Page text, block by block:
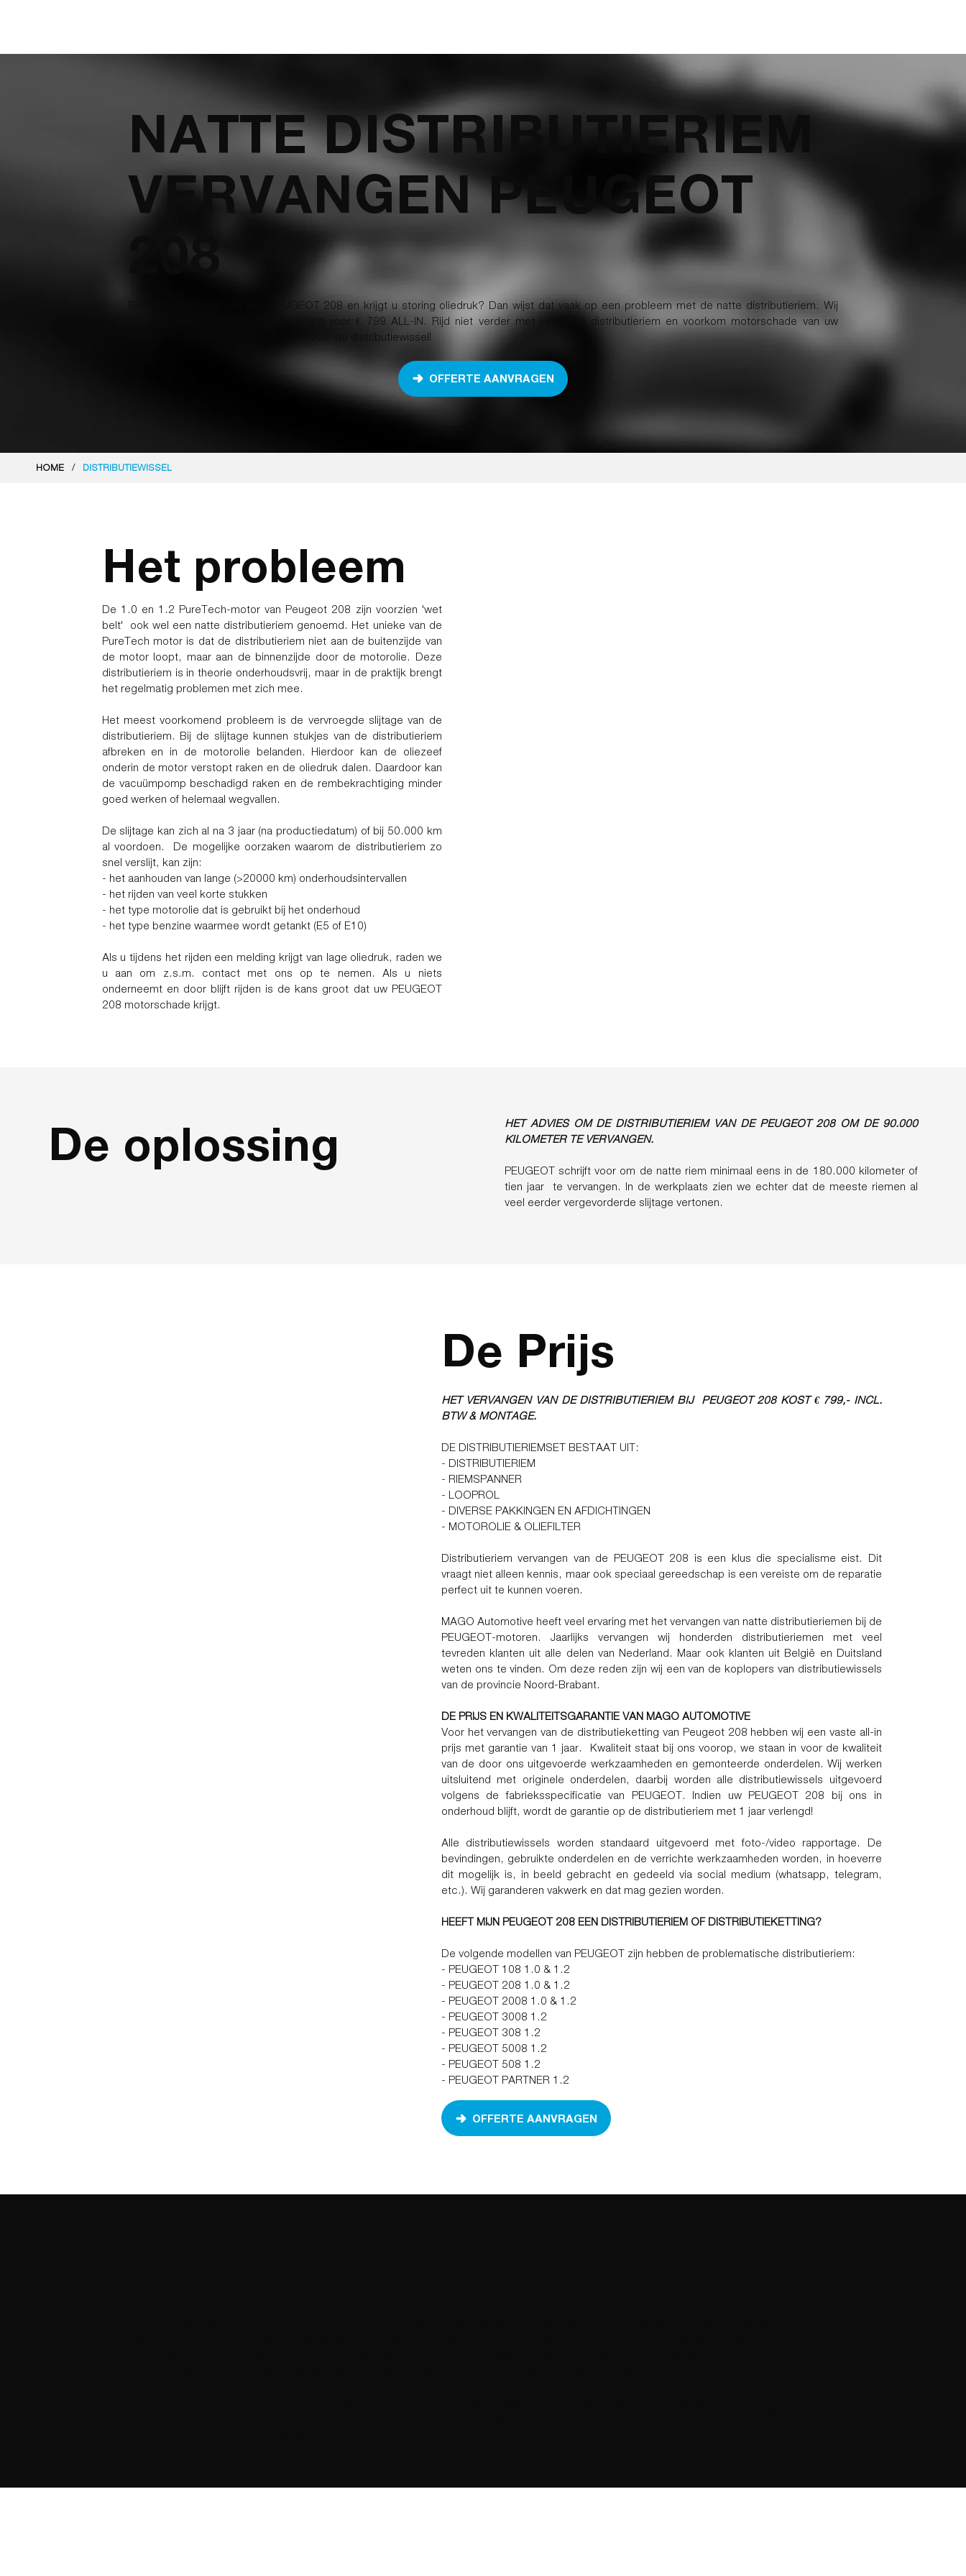
Het probleem
De 1.0 en 1.2 PureTech-motor van Peugeot 208 zijn voorzien 'wet
belt' ook wel een natte distributieriem genoemd. Het unieke van de
PureTech motor is dat de distributieriem niet aan de buitenzijde van
de motor loopt, maar aan de binnenzijde door de motorolie. Deze
distributieriem is in theorie onderhoudsvrij, maar in de praktijk brengt
het regelmatig problemen met zich mee.
Het meest voorkomend probleem is de vervroegde slijtage van de
distributieriem. Bij de slijtage kunnen stukjes van de distributieriem
afbreken en in de motorolie belanden. Hierdoor kan de oliezeef
onderin de motor verstopt raken en de oliedruk dalen. Daardoor kan
de vacuümpomp beschadigd raken en de rembekrachtiging minder
goed werken of helemaal wegvallen.
De slijtage kan zich al na 3 jaar (na productiedatum) of bij 50.000 km
al voordoen. De mogelijke oorzaken waarom de distributieriem zo
snel verslijt, kan zijn:
- het aanhouden van lange (>20000 km) onderhoudsintervallen
- het rijden van veel korte stukken
- het type motorolie dat is gebruikt bij het onderhoud
- het type benzine waarmee wordt getankt (E5 of E10)
Als u tijdens het rijden een melding krijgt van lage oliedruk, raden we
u aan om z.s.m. contact met ons op te nemen. Als u niets
onderneemt en door blijft rijden is de kans groot dat uw PEUGEOT
208 motorschade krijgt.
NATTE DISTRIBUTIERIEM
VERVANGEN PEUGEOT
Bent u in het bezit van een PEUGEOT 208 en krijgt u storing oliedruk? Dan wijst dat vaak op een probleem met de natte distributieriem. Wij
vervangen de complete distributieriem voor € 799 ALL-IN. Rijd niet verder met versleten distributieriem en voorkom motorschade van uw
PEUGEOT 208! Maak direct afspraak voor de distributiewissel!
OFFERTE AANVRAGEN
De Prijs
HET VERVANGEN VAN DE DISTRIBUTIERIEM BIJ PEUGEOT 208 KOST € 799,- INCL.
BTW & MONTAGE.
DE DISTRIBUTIERIEMSET BESTAAT UIT:
- DISTRIBUTIERIEM
- RIEMSPANNER
- LOOPROL
- DIVERSE PAKKINGEN EN AFDICHTINGEN
- MOTOROLIE & OLIEFILTER
Distributieriem vervangen van de PEUGEOT 208 is een klus die specialisme eist. Dit
vraagt niet alleen kennis, maar ook speciaal gereedschap is een vereiste om de reparatie
perfect uit te kunnen voeren.
MAGO Automotive heeft veel ervaring met het vervangen van natte distributieriemen bij de
PEUGEOT-motoren. Jaarlijks vervangen wij honderden distributieriemen met veel
tevreden klanten uit alle delen van Nederland. Maar ook klanten uit België en Duitsland
weten ons te vinden. Om deze reden zijn wij een van de koplopers van distributiewissels
van de provincie Noord-Brabant.
DE PRIJS EN KWALITEITSGARANTIE VAN MAGO AUTOMOTIVE
Voor het vervangen van de distributieketting van Peugeot 208 hebben wij een vaste all-in
prijs met garantie van 1 jaar. Kwaliteit staat bij ons voorop, we staan in voor de kwaliteit
van de door ons uitgevoerde werkzaamheden en gemonteerde onderdelen. Wij werken
uitsluitend met originele onderdelen, daarbij worden alle distributiewissels uitgevoerd
volgens de fabrieksspecificatie van PEUGEOT. Indien uw PEUGEOT 208 bij ons in
onderhoud blijft, wordt de garantie op de distributieriem met 1 jaar verlengd!
Alle distributiewissels worden standaard uitgevoerd met foto-/video rapportage. De
bevindingen, gebruikte onderdelen en de verrichte werkzaamheden worden, in hoeverre
dit mogelijk is, in beeld gebracht en gedeeld via social medium (whatsapp, telegram,
etc.). Wij garanderen vakwerk en dat mag gezien worden.
HEEFT MIJN PEUGEOT 208 EEN DISTRIBUTIERIEM OF DISTRIBUTIEKETTING?
De volgende modellen van PEUGEOT zijn hebben de problematische distributieriem:
- PEUGEOT 108 1.0 & 1.2
- PEUGEOT 208 1.0 & 1.2
- PEUGEOT 2008 1.0 & 1.2
- PEUGEOT 3008 1.2
- PEUGEOT 308 1.2
- PEUGEOT 5008 1.2
- PEUGEOT 508 1.2
- PEUGEOT PARTNER 1.2
OFFERTE AANVRAGEN
De oplossing
HET ADVIES OM DE DISTRIBUTIERIEM VAN DE PEUGEOT 208 OM DE 90.000
KILOMETER TE VERVANGEN.
PEUGEOT schrijft voor om de natte riem minimaal eens in de 180.000 kilometer of
tien jaar te vervangen. In de werkplaats zien we echter dat de meeste riemen al
veel eerder vergevorderde slijtage vertonen.
HOME / DISTRIBUTIEWISSEL